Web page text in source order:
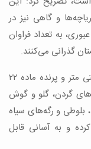
و گاهی نیز در
به تعداد فراوان
گذرانی می‌کنند.
وی ادامه داد: پرنده نر آبچلیک شکیل، ۲۸ سانتی متر و پرنده ماده ۲۲
گردن، گلو و گوش
بلوطی و رگه‌های سیاه
و به آسانی قابل